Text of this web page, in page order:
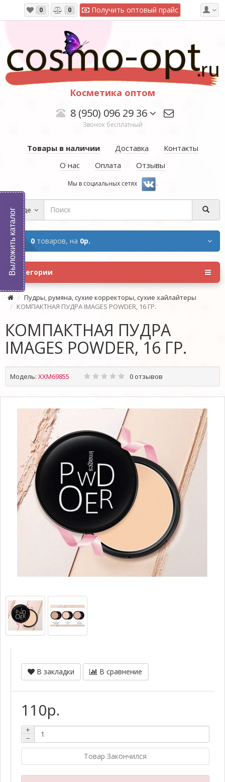
0 0 Получить оптовый прайс
Косметика оптом
8 (950) 096 29 36
Звонок бесплатный
Товары в наличии Доставка
Контакты
О нас
Оплата Отзывы
Мы в социальных сетях .
Везде
0 товаров, на 0р.
Категории
Пудры, румяна, сухие корректоры, сухие хайлайтеры
КОМПАКТНАЯ ПУДРА IMAGES POWDER, 16 ГР.
КОМПАКТНАЯ ПУДРА
IMAGES POWDER, 16 ГР.
Модель: XXM69855 0 отзывов
В закладки В сравнение
110р.
+
−
Товар Закончился
Выложить каталог